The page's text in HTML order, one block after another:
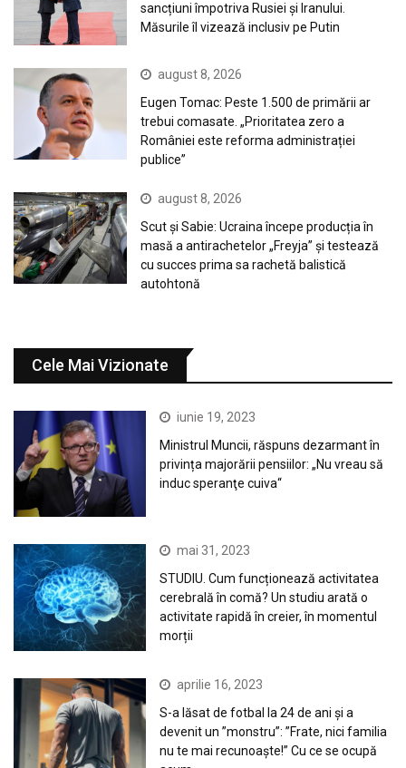
sancțiuni împotriva Rusiei și Iranului.
Măsurile îl vizează inclusiv pe Putin
august 8, 2026
Eugen Tomac: Peste 1.500 de primării ar
trebui comasate. „Prioritatea zero a
României este reforma administrației
publice”
august 8, 2026
Scut și Sabie: Ucraina începe producția în
masă a antirachetelor „Freyja” și testează
cu succes prima sa rachetă balistică
autohtonă
Cele Mai Vizionate
iunie 19, 2023
Ministrul Muncii, răspuns dezarmant în
privința majorării pensiilor: „Nu vreau să
induc speranţe cuiva“
mai 31, 2023
STUDIU. Cum funcționează activitatea
cerebrală în comă? Un studiu arată o
activitate rapidă în creier, în momentul
morții
aprilie 16, 2023
S-a lăsat de fotbal la 24 de ani și a
devenit un ”monstru”: ”Frate, nici familia
nu te mai recunoaște!” Cu ce se ocupă